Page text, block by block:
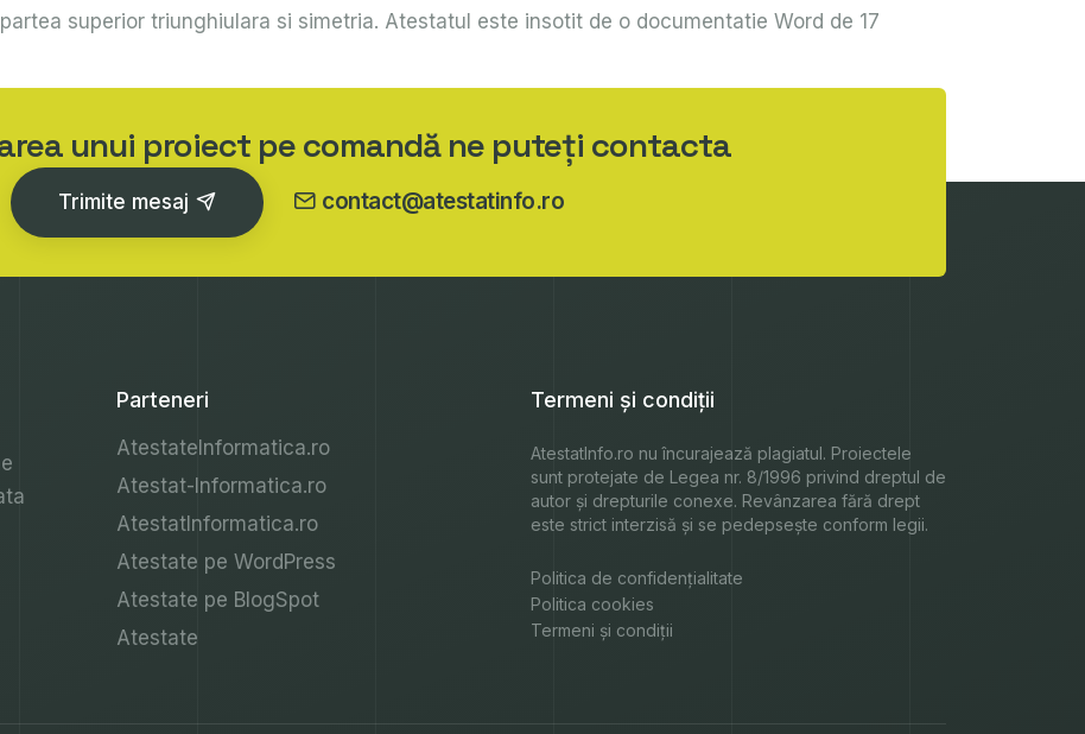
superior triunghiulara si simetria. Atestatul este insotit de o documentatie Word de 17
unui proiect pe comandă ne puteți contacta
Trimite mesaj contact@atestatinfo.ro
Parteneri
AtestateInformatica.ro
Atestat-Informatica.ro
AtestatInformatica.ro
Atestate pe WordPress
Atestate pe BlogSpot
Atestate
Termeni și condiții
AtestatInfo.ro nu încurajează plagiatul. Proiectele
sunt protejate de Legea nr. 8/1996 privind dreptul de
autor și drepturile conexe. Revânzarea fără drept
este strict interzisă și se pedepsește conform legii.
Politica de confidențialitate
Politica cookies
Termeni și condiții